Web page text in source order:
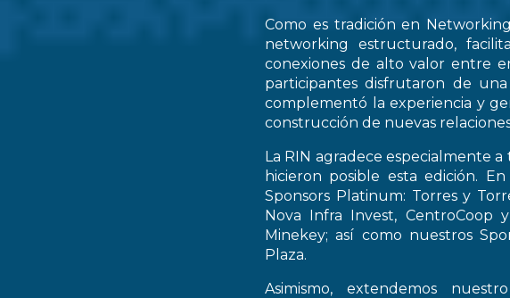
Como es tradición en
networking estructurado,
conexiones de alto valor entre
participantes disfrutaron de
complementó la experiencia y
construcción de nuevas
La RIN agradece especialmente a
hicieron posible esta edición.
Sponsors Platinum: Torres y
Nova Infra Invest, CentroCoop
Minekey; así como nuestros
Plaza.
Asimismo, extendemos